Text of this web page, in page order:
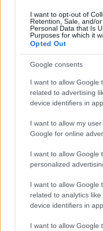
I want to opt-out of
Retention, Sale, and/
Personal Data that Is
Purposes for which it
Opted Out
Google consents
I want to allow Google
related to advertising
device identifiers in
I want to allow my
Google for online
I want to allow Google
personalized
I want to allow Google
related to analytics
device identifiers in
I want to allow Google
Magyar Péter: már
energiarendszer a
dollárt a pénzügyi